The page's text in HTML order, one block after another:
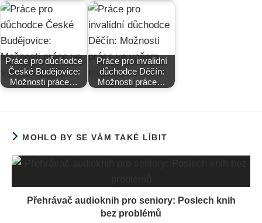
Práce pro důchodce
České Budějovice:
Možnosti práce…
Práce pro invalidní
důchodce Děčín:
Možnosti práce…
MOHLO BY SE VÁM TAKÉ LÍBIT
Přehrávač audioknih pro seniory: Poslech knih
bez problémů